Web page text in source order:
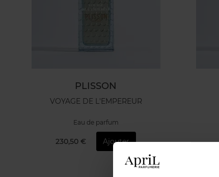
PLISSON
VOYAGE DE L'EMPEREUR
Eau de parfum
230,50 € Ajouter